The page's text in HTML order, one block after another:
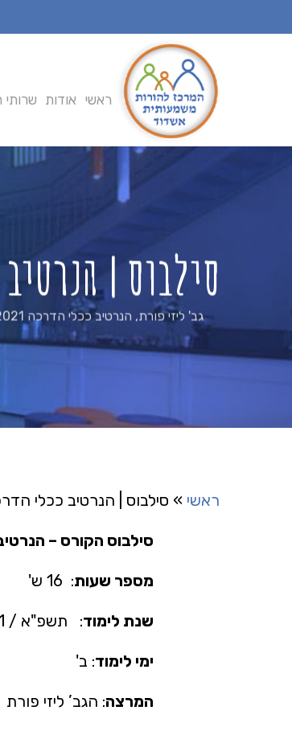
main
ראשי אודות שרותי
סילבוס |
גב' ליזי פורת, הנרטיב ככלי הדרכה 2021
ראשי » סילבוס | הנרטיב ככלי
סילבוס הקורס –
מספר שעות: 16 ש'
שנת לימוד: תשפ"א / 2021
ימי לימוד: ב'
המרצה: הגב’ ליזי פורת